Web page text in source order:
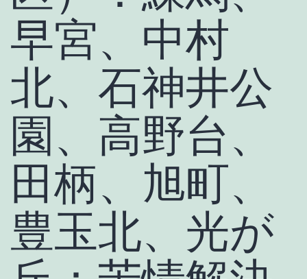
早宮、中村
北、石神井公
園、高野台、
田柄、旭町、
豊玉北、光が